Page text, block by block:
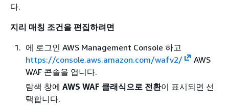
다.
지리 매칭 조건을 편집하려면
에 로그인 AWS Management Console 하고
https://console.aws.amazon.com/wafv2/
AWS
WAF 콘솔을 엽니다.
탐색 창에 AWS WAF 클래식으로 전환이 표시되면 선
택합니다.